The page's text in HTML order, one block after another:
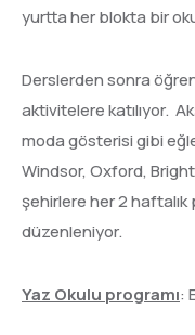
yurtta her blokta bir
Derslerden sonra
aktivitelere katılıyor.
moda gösterisi gibi
Windsor, Oxford,
şehirlere her 2
düzenleniyor.
Yaz Okulu programı: